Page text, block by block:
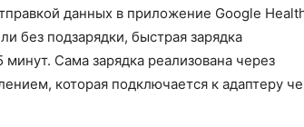
данных в приложение Google
без подзарядки, быстрая зарядка
Сама зарядка реализована через
которая подключается к адаптеру